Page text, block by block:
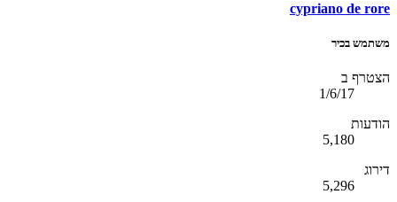
cypriano de rore
משתמש בכיר
הצטרף ב
1/6/17
הודעות
5,180
דירוג
5,296